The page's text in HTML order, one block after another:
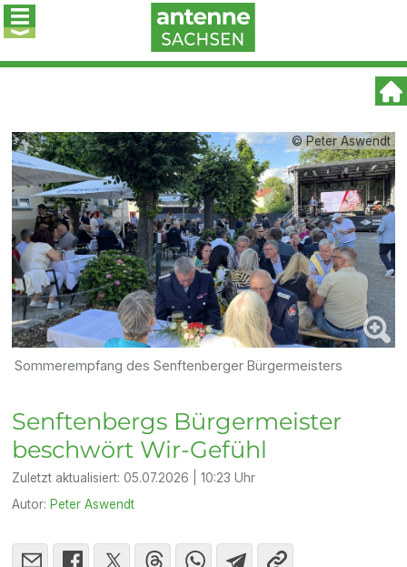
© Peter Aswendt
Sommerempfang des Senftenberger Bürgermeisters
Senftenbergs Bürgermeister
beschwört Wir-Gefühl
Zuletzt aktualisiert:05.07.2026 | 10:23 Uhr
Autor: Peter Aswendt